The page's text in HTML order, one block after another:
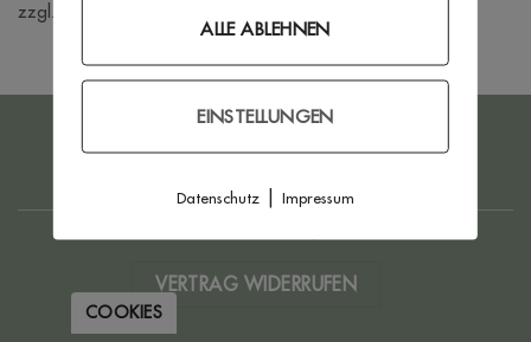
zzgl. Versandkosten
Transfer
WIDERRUFSBELEHRUNG
ZAHLUNG & VERSAND
VERTRAG WIDERRUFEN
COOKIES
ALLE ABLEHNEN
EINSTELLUNGEN
Datenschutz| Impressum